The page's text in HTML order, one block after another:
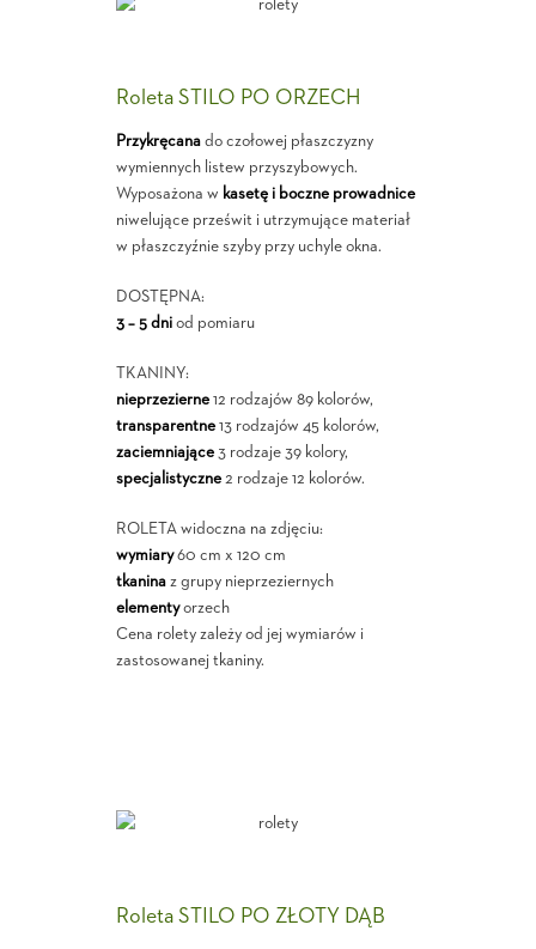
Roleta STILO PO ORZECH
Przykręcanado czołowej płaszczyzny
wymiennych listew przyszybowych.
Wyposażona w kasetę i boczne prowadnice
niwelujące prześwit i utrzymujące materiał
w płaszczyźnie szyby przy uchyle okna.
DOSTĘPNA:
3 – 5 dniod pomiaru
TKANINY:
nieprzezierne12 rodzajów 89 kolorów,
transparentne13 rodzajów 45 kolorów,
zaciemniające3 rodzaje 39 kolory,
specjalistyczne2 rodzaje 12 kolorów.
ROLETA widoczna na zdjęciu:
wymiary60 cm x 120 cm
tkaninaz grupy nieprzeziernych
elementyorzech
Cena rolety zależy od jej wymiarów i
zastosowanej tkaniny.
Roleta STILO PO ZŁOTY DĄB